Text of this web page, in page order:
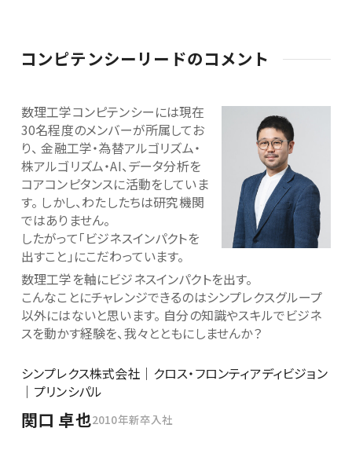
コンピテンシーリードのコメント
数理工学コンピテンシーには現在
30名程度のメンバーが所属してお
り、 金融工学・為替アルゴリズム・
株アルゴリズム・AI、データ分析を
コアコンピタンスに活動をしていま
す。 しかし、わたしたちは研究機関
ではありません。
したがって「ビジネスインパクトを
出すこと」にこだわっています。
数理工学を軸にビジネスインパクトを出す。
こんなことにチャレンジできるのはシンプレクスグループ
以外にはないと思います。 自分の知識やスキルでビジネ
スを動かす経験を、我々とともにしませんか？
シンプレクス株式会社｜クロス・フロンティアディビジョン
｜プリンシパル
関口 卓也2010年新卒入社